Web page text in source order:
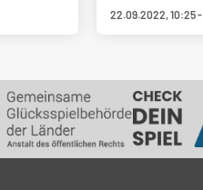
22.09.2022,10:25-